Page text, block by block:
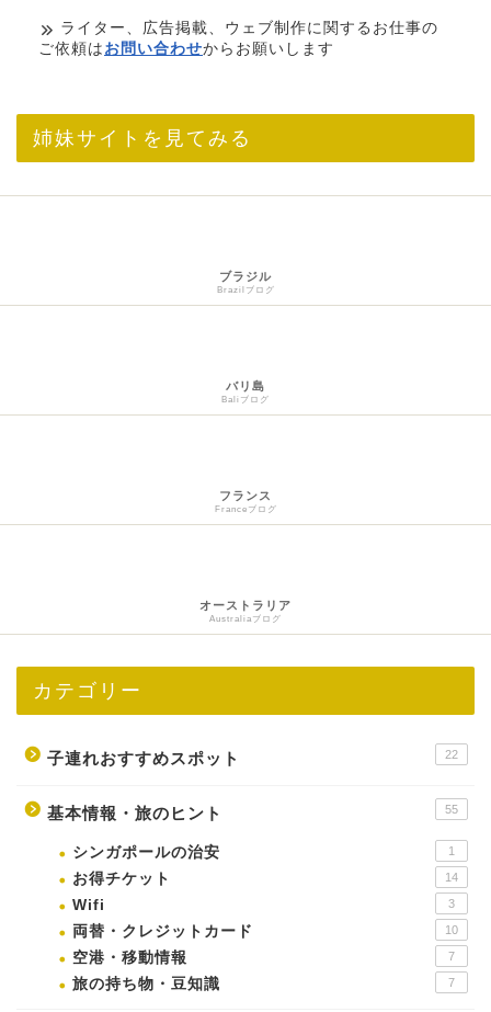
ライター、広告掲載、ウェブ制作に関するお仕事の
ご依頼は お問い合わせからお願いします
姉妹サイトを見てみる
ブラジル
Brazilブログ
バリ島
Baliブログ
フランス
Franceブログ
オーストラリア
Australiaブログ
カテゴリー
子連れおすすめスポット 22
基本情報・旅のヒント 55
シンガポールの治安 1
お得チケット 14
Wifi 3
両替・クレジットカード 10
空港・移動情報 7
旅の持ち物・豆知識 7